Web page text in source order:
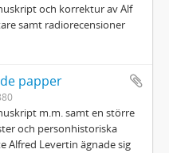
och korrektur av Alf
samt radiorecensioner
papper
m.m. samt en större
och personhistoriska
Alfred Levertin ägnade sig